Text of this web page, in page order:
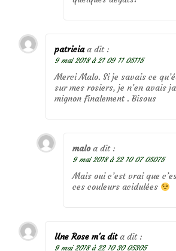
patricia a dit :
9 mai 2018 à 21 09 11 05115
Merci Malo. Si je savais ce
sur mes rosiers, je n’en avais
mignon finalement . Bisous
malo a dit :
9 mai 2018 à 22 10 07 05075
Mais oui c’est vrai que
ces couleurs acidulées
Une Rose m'a dit a dit :
9 mai 2018 à 22 10 30 05305